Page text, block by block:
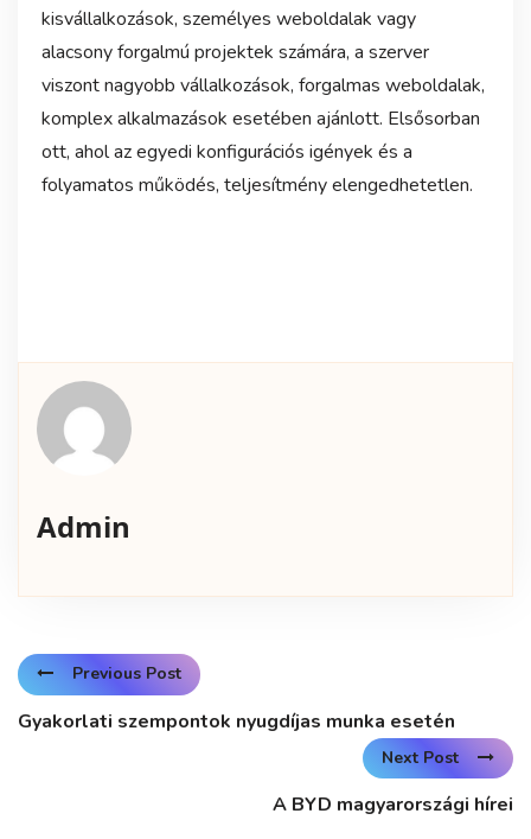
kisvállalkozások, személyes weboldalak vagy
alacsony forgalmú projektek számára, a szerver
viszont nagyobb vállalkozások, forgalmas weboldalak,
komplex alkalmazások esetében ajánlott. Elsősorban
ott, ahol az egyedi konfigurációs igények és a
folyamatos működés, teljesítmény elengedhetetlen.
Admin
Previous Post
Gyakorlati szempontok nyugdíjas munka esetén
Next Post
A BYD magyarországi hírei